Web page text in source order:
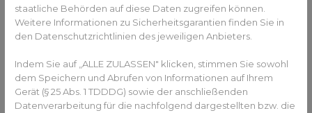
Kann eine Monitoring-Software den
Besuch in der Praxis ersetzen?
Technologien wieDental Monitoringsind sehr nützliche Tools:
Der Patient macht dabei regelmäßig Fotos von seinen Zähnen
mit seinem Smartphone. Diese Bilder werden dann an den
staatliche Behörden auf diese Daten zugreifen können.
Weitere Informationen zu Sicherheitsgarantien finden Sie in
den Datenschutzrichtlinien des jeweiligen Anbieters.
Indem Sie auf „ALLE ZULASSEN" klicken, stimmen Sie sowohl
dem Speichern und Abrufen von Informationen auf Ihrem
Gerät (§ 25 Abs. 1 TDDDG) sowie der anschließenden
Datenverarbeitung für die nachfolgend dargestellten bzw. die